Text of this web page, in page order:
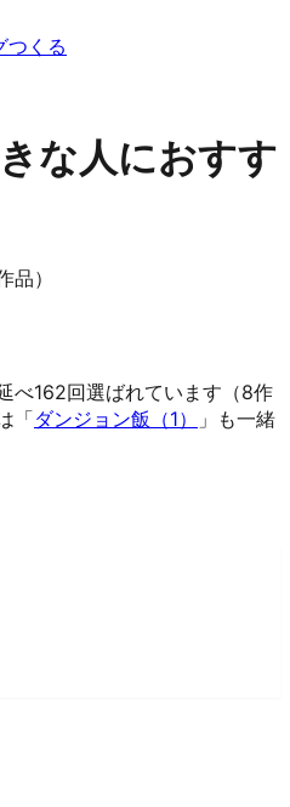
つくる
な人におすす
）
べ162回選ばれています（8作
「ダンジョン飯（1）
」も一緒